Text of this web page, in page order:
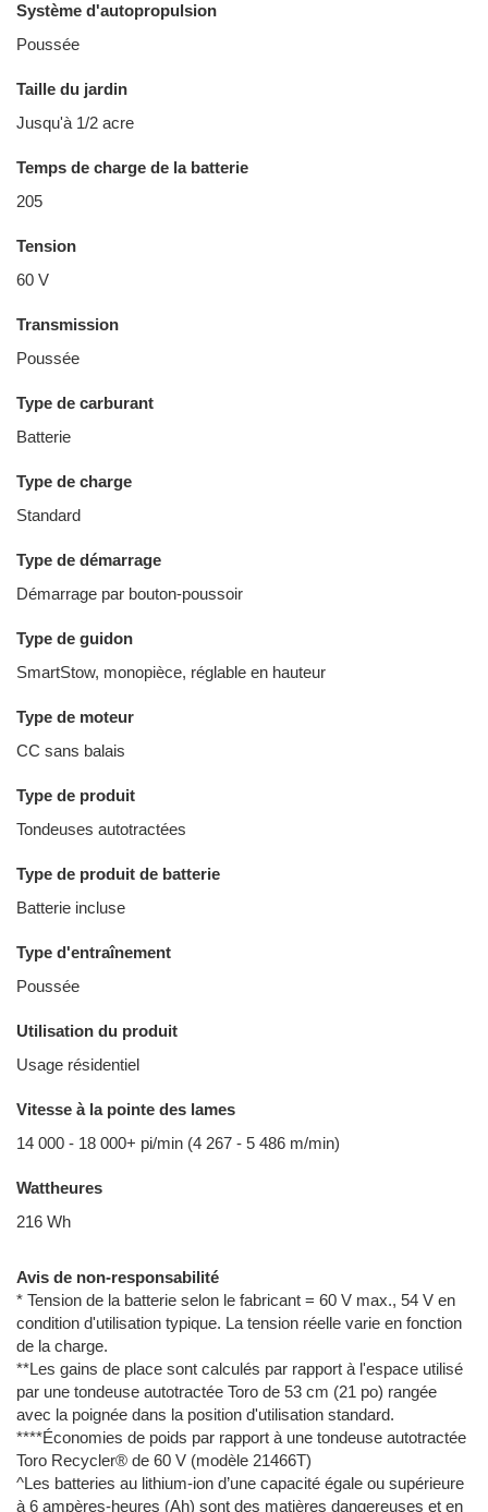
Système d'autopropulsion
Poussée
Taille du jardin
Jusqu'à 1/2 acre
Temps de charge de la batterie
205
Tension
60 V
Transmission
Poussée
Type de carburant
Batterie
Type de charge
Standard
Type de démarrage
Démarrage par bouton-poussoir
Type de guidon
SmartStow, monopièce, réglable en hauteur
Type de moteur
CC sans balais
Type de produit
Tondeuses autotractées
Type de produit de batterie
Batterie incluse
Type d'entraînement
Poussée
Utilisation du produit
Usage résidentiel
Vitesse à la pointe des lames
14 000 - 18 000+ pi/min (4 267 - 5 486 m/min)
Wattheures
216 Wh
Avis de non-responsabilité
* Tension de la batterie selon le fabricant = 60 V max., 54 V en
condition d'utilisation typique. La tension réelle varie en fonction
de la charge.
**Les gains de place sont calculés par rapport à l'espace utilisé
par une tondeuse autotractée Toro de 53 cm (21 po) rangée
avec la poignée dans la position d'utilisation standard.
****Économies de poids par rapport à une tondeuse autotractée
Toro Recycler® de 60 V (modèle 21466T)
^Les batteries au lithium-ion d’une capacité égale ou supérieure
à 6 ampères-heures (Ah) sont des matières dangereuses et en